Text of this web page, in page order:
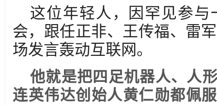
这位年轻人，因罕见参
会，跟任正非、王传福、雷
场发言轰动互联网。
他就是把四足机器人、人
连英伟达创始人黄仁勋都佩